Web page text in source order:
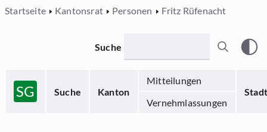
Startseite Kantonsrat Personen Fritz Rüfenacht
SG Suche Kanton
Mitteilungen
Stadt
Vernehmlassungen
Suche